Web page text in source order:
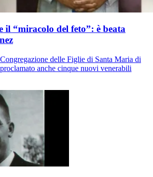
il “miracolo del feto”: è beata
delle Figlie di Santa Maria di
anche cinque nuovi venerabili